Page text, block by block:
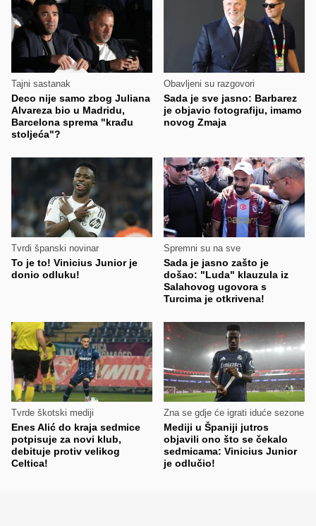
Tajni sastanak
Deco nije samo zbog Juliana
Alvareza bio u Madridu,
Barcelona sprema "krađu
stoljeća"?
Obavljeni su razgovori
Sada je sve jasno: Barbarez
je objavio fotografiju, imamo
novog Zmaja
Tvrdi španski novinar
To je to! Vinicius Junior je
donio odluku!
Spremni su na sve
Sada je jasno zašto je
došao: "Luda" klauzula iz
Salahovog ugovora s
Turcima je otkrivena!
Tvrde škotski mediji
Enes Alić do kraja sedmice
potpisuje za novi klub,
debituje protiv velikog
Celtica!
Zna se gdje će igrati iduće sezone
Mediji u Španiji jutros
objavili ono što se čekalo
sedmicama: Vinicius Junior
je odlučio!